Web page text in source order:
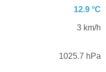
12.9 °C
3 km/h
1025.7 hPa